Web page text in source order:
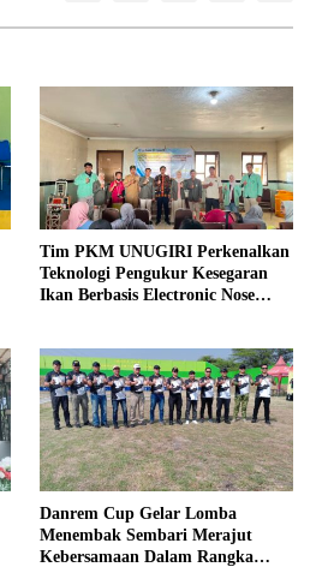
Tim PKM UNUGIRI Perkenalkan
Teknologi Pengukur Kesegaran
Ikan Berbasis Electronic Nose
Danrem Cup Gelar Lomba
Menembak Sembari Merajut
Kebersamaan Dalam Rangka